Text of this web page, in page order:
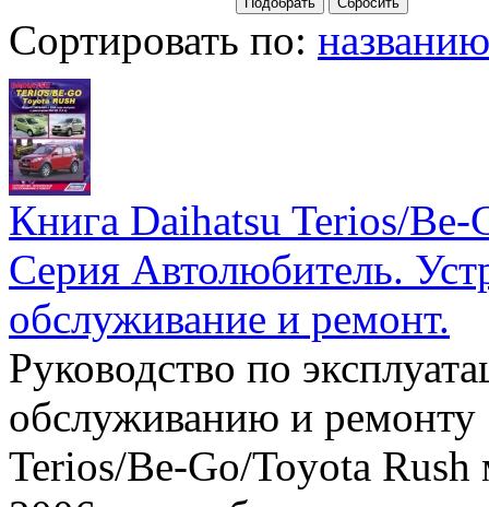
Сортировать по: названию
Книга Daihatsu Terios/Be-
Серия Автолюбитель.
обслуживание и ремонт.
Руководство по
обслуживанию и
Terios/Be-Go/Toyota